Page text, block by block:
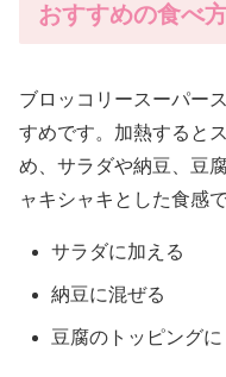
おすすめの食べ
ブロッコリースーパー
すめです。加熱すると
め、サラダや納豆、豆
ャキシャキとした食感
サラダに加える
納豆に混ぜる
豆腐のトッピングに